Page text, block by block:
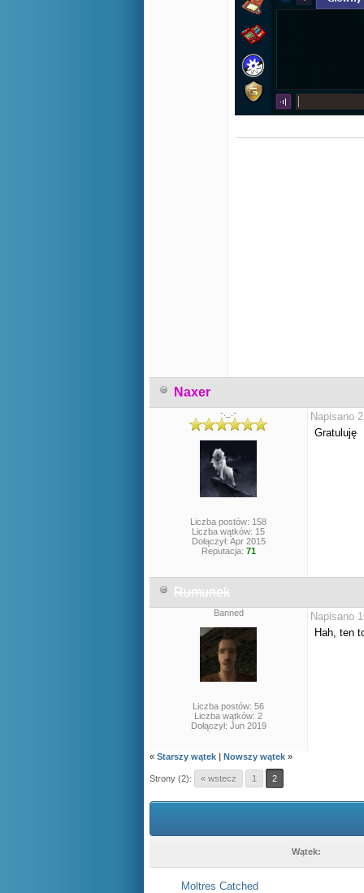
Naxer
-._.-
Liczba postów: 158
Liczba wątków: 15
Dołączył: Apr 2015
Reputacja: 71
Napisano
Gratuluję
Rumunek
Banned
Liczba postów: 56
Liczba wątków: 2
Dołączył: Jun 2019
Napisano
Hah, ten
« Starszy wątek | Nowszy wątek »
Strony (2): « wstecz 1 2
Wątek:
Moltres Catched